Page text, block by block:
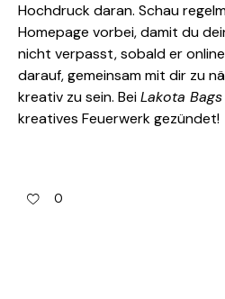
Hochdruck daran. Schau
Homepage vorbei, damit du
nicht verpasst, sobald er
darauf, gemeinsam mit dir zu
kreativ zu sein. BeiLakota
kreatives Feuerwerk gezündet!
0